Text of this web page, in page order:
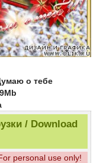
о тебе
/ Download
personal use only!